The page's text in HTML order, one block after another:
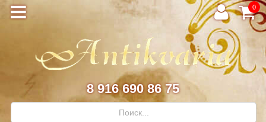
0
8 916 690 86 75